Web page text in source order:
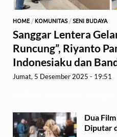
HOME / KOMUNITAS/ SENI BUDAYA
Sanggar Lentera
Runcung”, Riyanto
Indonesiaku dan
Jumat, 5 Desember 2025 - 19:51
Dua
Diputar